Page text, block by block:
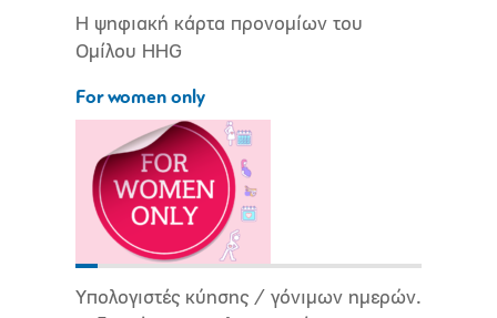
Η ψηφιακή κάρτα προνομίων του
Ομίλου HHG
For women only
Υπολογιστές κύησης / γόνιμων ημερών.